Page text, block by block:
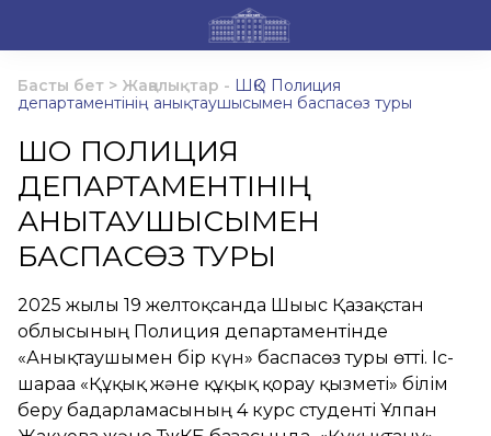
Басты бет > Жаңалықтар - ШҚО Полиция
департаментінің анықтаушысымен баспасөз туры
ШҚО ПОЛИЦИЯ
ДЕПАРТАМЕНТІНІҢ
АНЫҚТАУШЫСЫМЕН
БАСПАСӨЗ ТУРЫ
2025 жылғы 19 желтоқсанда Шығыс Қазақстан
облысының Полиция департаментінде
«Анықтаушымен бір күн» баспасөз туры өтті. Іс-
шараға «Құқық және құқық қорғау қызметі» білім
беру бағдарламасының 4 курс студенті Ұлпан